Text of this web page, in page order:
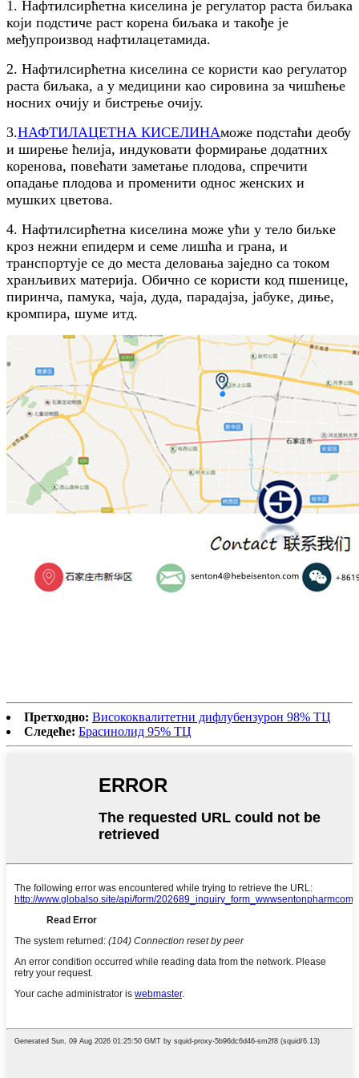
1. Нафтилсирћетна киселина је регулатор раста биљака
који подстиче раст корена биљака и такође је
међупроизвод нафтилацетамида.
2. Нафтилсирћетна киселина се користи као регулатор
раста биљака, а у медицини као сировина за чишћење
носних очију и бистрење очију.
3.НАФТИЛАЦЕТНА КИСЕЛИНАможе подстаћи деобу
и ширење ћелија, индуковати формирање додатних
коренова, повећати заметање плодова, спречити
опадање плодова и променити однос женских и
мушких цветова.
4. Нафтилсирћетна киселина може ући у тело биљке
кроз нежни епидерм и семе лишћа и грана, и
транспортује се до места деловања заједно са током
хранљивих материја. Обично се користи код пшенице,
пиринча, памука, чаја, дуда, парадајза, јабуке, диње,
кромпира, шуме итд.
Претходно: Висококвалитетни дифлубензурон 98% ТЦ
Следеће: Брасинолид 95% ТЦ